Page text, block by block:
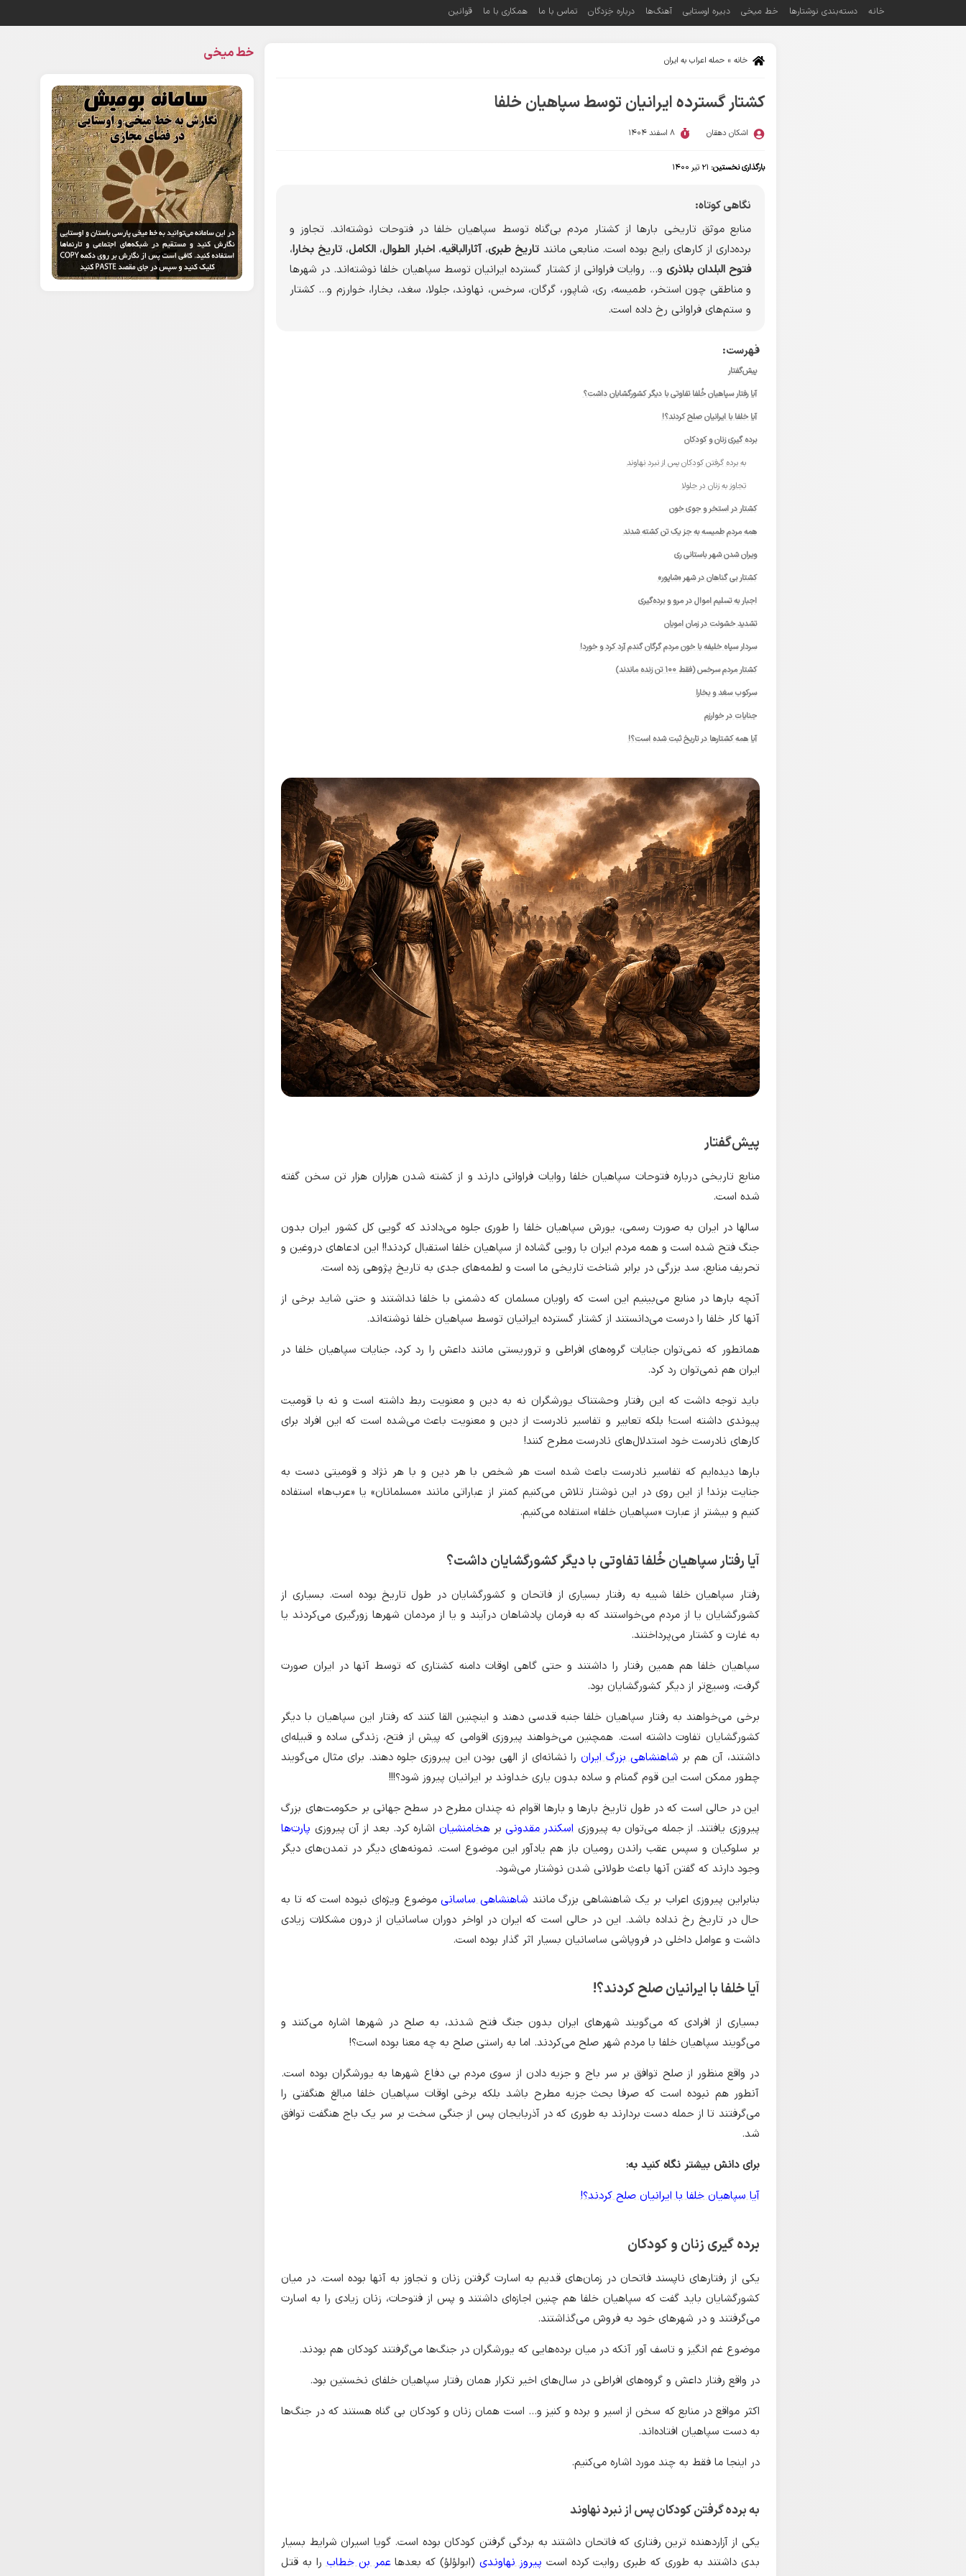
خانه » حمله اعراب به ایران
کشتار گسترده ایرانیان توسط سپاهیان خلفا
اشکان دهقان 8 اسفند 1404
بارگذاری نخستین: ۲۱ تیر ۱۴۰۰
نگاهی کوتاه:
منابع موثق تاریخی بارها از کشتار مردم بی‌گناه توسط سپاهیان خلفا در فتوحات نوشته‌اند. تجاوز و
برده‌داری از کارهای رایج بوده است. منابعی مانند تاریخ طبری،آثارالباقیه،اخبار الطوال، الکامل،تاریخ بخارا،
فتوح البلدان بلاذرى و... روایات فراوانی از کشتار گسترده ایرانیان توسط سپاهیان خلفا نوشته‌اند. در شهرها
و مناطقی چون استخر، طمیسه، ری، شاپور، گرگان، سرخس، نهاوند، جلولا، سغد، بخارا، خوارزم و… کشتار
و ستم‌های فراوانی رخ داده است.
فهرست:
پیش‌گفتار
آیا رفتار سپاهیان خُلفا تفاوتی با دیگر کشورگشایان داشت؟
آیا خلفا با ایرانیان صلح کردند؟!
برده گیری زنان و کودکان
به برده گرفتن کودکان پس از نبرد نهاوند
تجاوز به زنان در جلولا
کشتار در استخر و جوی خون
همه مردم طمیسه به جز یک تن کشته شدند
ویران شدن شهر باستانی ری
کشتار بی گناهان در شهر «شاپور»
اجبار به تسلیم اموال در مرو و برده‌گیری
تشدید خشونت در زمان امویان
سردار سپاه خلیفه با خون مردم گرگان گندم آرد کرد و خورد!
کشتار مردم سرخس (فقط ۱۰۰ تن زنده ماندند)
سرکوب سغد و بخارا
جنایات در خوارزم
آیا همه کشتارها در تاریخ ثبت شده است؟!
پیش‌گفتار
منابع تاریخی درباره فتوحات سپاهیان خلفا روایات فراوانی دارند و از کشته شدن هزاران هزار تن سخن گفته
شده است.
سالها در ایران به صورت رسمی، یورش سپاهیان خلفا را طوری جلوه می‌دادند که گویی کل کشور ایران بدون
جنگ فتح شده است و همه مردم ایران با رویی گشاده از سپاهیان خلفا استقبال کردند!! این ادعاهای دروغین و
تحریف منابع، سد بزرگی در برابر شناخت تاریخی ما است و لطمه‌های جدی به تاریخ پژوهی زده است.
آنچه بارها در منابع می‌بینیم این است که راویان مسلمان که دشمنی با خلفا نداشتند و حتی شاید برخی از
آنها کار خلفا را درست می‌دانستند از کشتار گسترده ایرانیان توسط سپاهیان خلفا نوشته‌اند.
همانطور که نمی‌توان جنایات گروه‌های افراطی و تروریستی مانند داعش را رد کرد، جنایات سپاهیان خلفا در
ایران هم نمی‌توان رد کرد.
باید توجه داشت که این رفتار وحشتناک یورشگران نه به دین و معنویت ربط داشته است و نه با قومیت
پیوندی داشته است! بلکه تعابیر و تفاسیر نادرست از دین و معنویت باعث می‌شده است که این افراد برای
کارهای نادرست خود استدلال‌های نادرست مطرح کنند!
بارها دیده‌ایم که تفاسیر نادرست باعث شده است هر شخص با هر دین و با هر نژاد و قومیتی دست به
جنایت بزند! از این روی در این نوشتار تلاش می‌کنیم کمتر از عباراتی مانند «مسلمانان» یا «عرب‌ها» استفاده
کنیم و بیشتر از عبارت «سپاهیان خلفا» استفاده می‌کنیم.
آیا رفتار سپاهیان خُلفا تفاوتی با دیگر کشورگشایان داشت؟
رفتار سپاهیان خلفا شبیه به رفتار بسیاری از فاتحان و کشورگشایان در طول تاریخ بوده است. بسیاری از
کشورگشایان یا از مردم می‌خواستند که به فرمان پادشاهان درآیند و یا از مردمان شهرها زورگیری می‌کردند یا
به غارت و کشتار می‌پرداختند.
سپاهیان خلفا هم همین رفتار را داشتند و حتی گاهی اوقات دامنه کشتاری که توسط آنها در ایران صورت
گرفت، وسیع‌تر از دیگر کشورگشایان بود.
برخی می‌خواهند به رفتار سپاهیان خلفا جنبه قدسی دهند و اینچنین القا کنند که رفتار این سپاهیان با دیگر
کشورگشایان تفاوت داشته است. همچنین می‌خواهند پیروزی اقوامی که پیش از فتح، زندگی ساده و قبیله‌ای
داشتند، آن هم بر شاهنشاهی بزرگ ایرانرا نشانه‌ای از الهی بودن این پیروزی جلوه دهند. برای مثال می‌گویند
چطور ممکن است این قوم گمنام و ساده بدون یاری خداوند بر ایرانیان پیروز شود؟!!!
این در حالی است که در طول تاریخ بارها و بارها اقوام نه چندان مطرح در سطح جهانی بر حکومت‌های بزرگ
پیروزی یافتند. از جمله می‌توان به پیروزی اسکندر مقدونیبرهخامنشیان اشاره کرد. بعد از آن پیروزی پارت‌ها
بر سلوکیان و سپس عقب راندن رومیان باز هم یادآور این موضوع است. نمونه‌های دیگر در تمدن‌های دیگر
وجود دارند که گفتن آنها باعث طولانی شدن نوشتار می‌شود.
بنابراین پیروزی اعراب بر یک شاهنشاهی بزرگ مانند شاهنشاهی ساسانیموضوع ویژه‌ای نبوده است که تا به
حال در تاریخ رخ نداده باشد. این در حالی است که ایران در اواخر دوران ساسانیان از درون مشکلات زیادی
داشت و عوامل داخلی در فروپاشی ساسانیان بسیار اثر گذار بوده است.
آیا خلفا با ایرانیان صلح کردند؟!
بسیاری از افرادی که می‌گویند شهرهای ایران بدون جنگ فتح شدند، به صلح در شهرها اشاره می‌کنند و
می‌گویند سپاهیان خلفا با مردم شهر صلح می‌کردند. اما به راستی صلح به چه معنا بوده است؟!
در واقع منظور از صلح توافق بر سر باج و جزیه دادن از سوی مردم بی دفاع شهرها به یورشگران بوده است.
آنطور هم نبوده است که صرفا بحث جزیه مطرح باشد بلکه برخی اوقات سپاهیان خلفا مبالغ هنگفتی را
می‌گرفتند تا از حمله دست بردارند به طوری که در آذربایجان پس از جنگی سخت بر سر یک باج هنگفت توافق
شد.
برای دانش بیشتر نگاه کنید به:
آیا سپاهیان خلفا با ایرانیان صلح کردند؟!
برده گیری زنان و کودکان
یکی از رفتارهای ناپسند فاتحان در زمان‌های قدیم به اسارت گرفتن زنان و تجاوز به آنها بوده است. در میان
کشورگشایان باید گفت که سپاهیان خلفا هم چنین اجازه‌ای داشتند و پس از فتوحات، زنان زیادی را به اسارت
می‌گرفتند و در شهرهای خود به فروش می‌گذاشتند.
موضوع غم انگیز و تاسف آور آنکه در میان برده‌هایی که یورشگران در جنگ‌ها می‌گرفتند کودکان هم بودند.
در واقع رفتار داعش و گروه‌های افراطی در سال‌های اخیر تکرار همان رفتار سپاهیان خلفای نخستین بود.
اکثر مواقع در منابع که سخن از اسیر و برده و کنیز و… است همان زنان و کودکان بی گناه هستند که در جنگ‌ها
به دست سپاهیان افتاده‌اند.
در اینجا ما فقط به چند مورد اشاره می‌کنیم.
به برده گرفتن کودکان پس از نبرد نهاوند
یکی از آزاردهنده ترین رفتاری که فاتحان داشتند به بردگی گرفتن کودکان بوده است. گویا اسیران شرایط بسیار
بدی داشتند به طوری که طبری روایت کرده است پیروز نهاوندی(ابولؤلؤ) که بعدهاعمر بن خطابرا به قتل
خط میخی
خانه دسته‌بندی نوشتارها خط میخی دبیره اوستایی آهنگ‌ها درباره خِرَدگان تماس با ما همکاری با ما قوانین